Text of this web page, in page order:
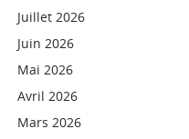
Juillet 2026
Juin 2026
Mai 2026
Avril 2026
Mars 2026